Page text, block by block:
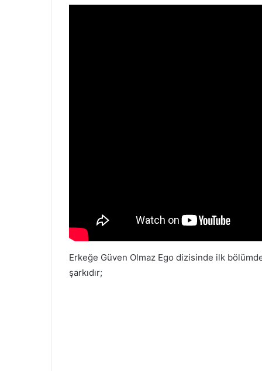
Erkeğe Güven Olmaz Ego dizisinde ilk
şarkıdır;